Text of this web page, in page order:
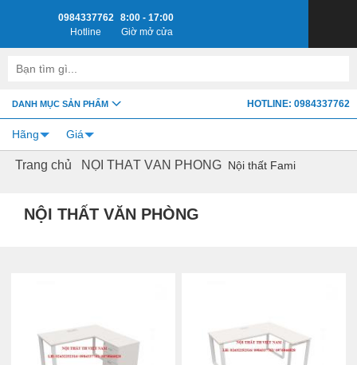
Hãng Giá
Trang chủ NỘI THẤT VĂN PHÒNG Nội thất Fami
NỘI THẤT VĂN PHÒNG
0984337762
Hotline
8:00 - 17:00
Giờ mở cửa
DANH MỤC SẢN PHẨM HOTLINE: 0984337762